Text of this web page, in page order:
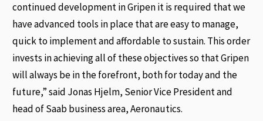
continued development in Gripen it is required that we
have advanced tools in place that are easy to manage,
quick to implement and affordable to sustain. This order
invests in achieving all of these objectives so that Gripen
will always be in the forefront, both for today and the
future,” said Jonas Hjelm, Senior Vice President and
head of Saab business area, Aeronautics.